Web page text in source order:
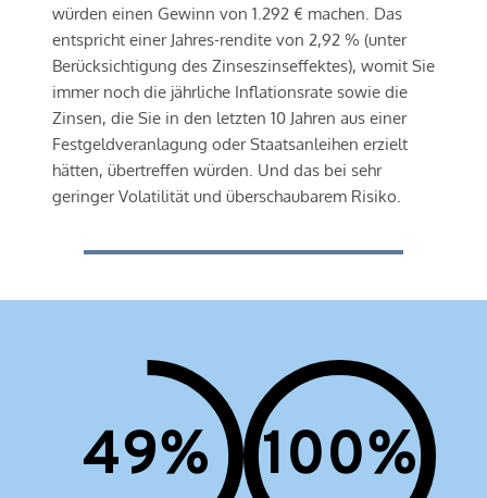
würden einen Gewinn von 1.292 € machen. Das
entspricht einer Jahres-rendite von 2,92 % (unter
Berücksichtigung des Zinseszinseffektes), womit Sie
immer noch die jährliche Inflationsrate sowie die
Zinsen, die Sie in den letzten 10 Jahren aus einer
Festgeldveranlagung oder Staatsanleihen erzielt
hätten, übertreffen würden. Und das bei sehr
geringer Volatilität und überschaubarem Risiko.
63% 100%